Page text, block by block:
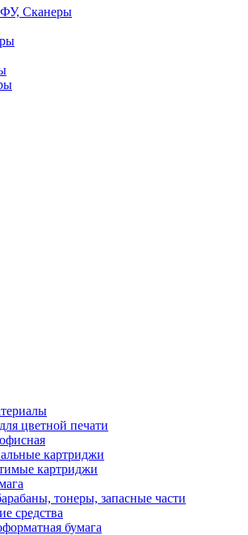
Сканеры
цветной печати
картриджи
картриджи
тонеры, запасные части
средства
бумага